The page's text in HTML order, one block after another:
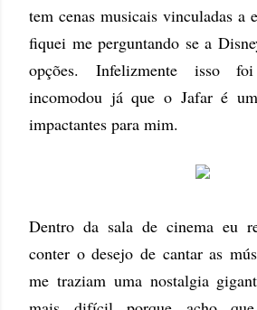
tem cenas musicais vinculadas a
fiquei me perguntando se a
opções. Infelizmente isso
incomodou já que o Jafar é
impactantes para mim.
Dentro da sala de cinema eu
conter o desejo de cantar as
me traziam uma nostalgia